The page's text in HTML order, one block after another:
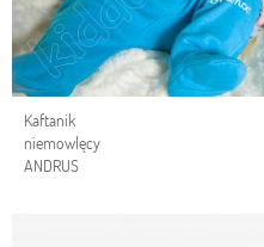
Kaftanik
niemowlęcy
ANDRUS